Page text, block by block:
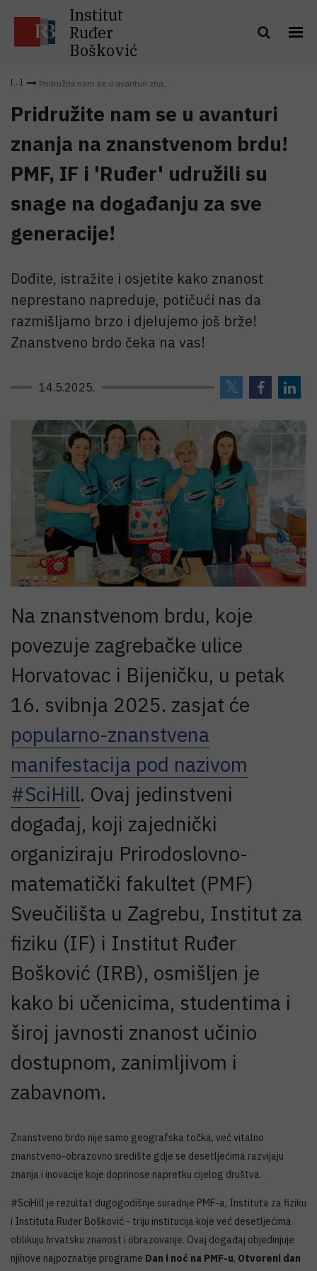
Institut
Ruđer
Bošković
Pridružite nam se u avanturi zna...
Pridružite nam se u avanturi
znanja na znanstvenom brdu!
PMF, IF i 'Ruđer' udružili su
snage na događanju za sve
generacije!
Dođite, istražite i osjetite kako znanost
neprestano napreduje, potičući nas da
razmišljamo brzo i djelujemo još brže!
Znanstveno brdo čeka na vas!
14.5.2025.
Na znanstvenom brdu, koje
povezuje zagrebačke ulice
Horvatovac i Bijeničku, u petak
16. svibnja 2025. zasjat će
popularno-znanstvena
manifestacija pod nazivom
#SciHill. Ovaj jedinstveni
događaj, koji zajednički
organiziraju Prirodoslovno-
matematički fakultet (PMF)
Sveučilišta u Zagrebu, Institut za
fiziku (IF) i Institut Ruđer
Bošković (IRB), osmišljen je
kako bi učenicima, studentima i
široj javnosti znanost učinio
dostupnom, zanimljivom i
zabavnom.
Znanstveno brdo nije samo geografska točka, već vitalno
znanstveno-obrazovno središte gdje se desetljećima razvijaju
znanja i inovacije koje doprinose napretku cijelog društva.
#SciHill je rezultat dugogodišnje suradnje PMF-a, Instituta za fiziku
i Instituta Ruđer Bošković - triju institucija koje već desetljećima
oblikuju hrvatsku znanost i obrazovanje. Ovaj događaj objedinjuje
njihove najpoznatije programe Dan i noć na PMF-u, Otvoreni dan